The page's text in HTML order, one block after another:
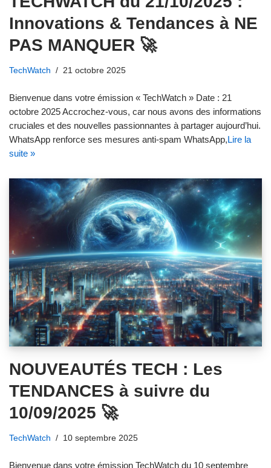
Innovations & Tendances à NE
PAS MANQUER 🚀
TechWatch 21 octobre 2025
Bienvenue dans votre émission « TechWatch » Date : 21
octobre 2025 Accrochez-vous, car nous avons des informations
cruciales et des nouvelles passionnantes à partager aujourd’hui.
WhatsApp renforce ses mesures anti-spam WhatsApp,Lire la
suite »
NOUVEAUTÉS TECH : Les
TENDANCES à suivre du
10/09/2025 🚀
TechWatch 10 septembre 2025
Bienvenue dans votre émission TechWatch du 10 septembre